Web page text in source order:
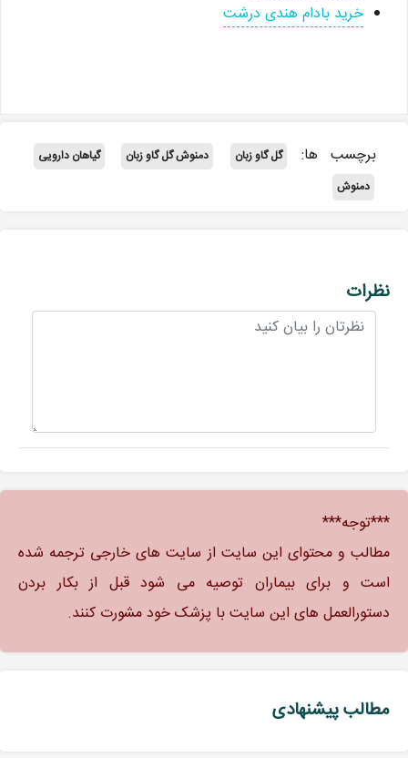
خرید بادام هندی درشت
برچسب ها: گل گاو زبان دمنوش گل گاو زبان
گیاهان دارویی
دمنوش
نظرات
***توجه***
مطالب و محتوای این سایت از سایت های خارجی ترجمه شده
است و برای بیماران توصیه می شود قبل از بکار بردن
دستورالعمل های این سایت با پزشک خود مشورت کنند.
مطالب پیشنهادی